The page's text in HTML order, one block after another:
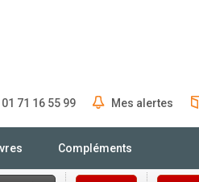
71 16 55 99 Mes alertes
Compléments